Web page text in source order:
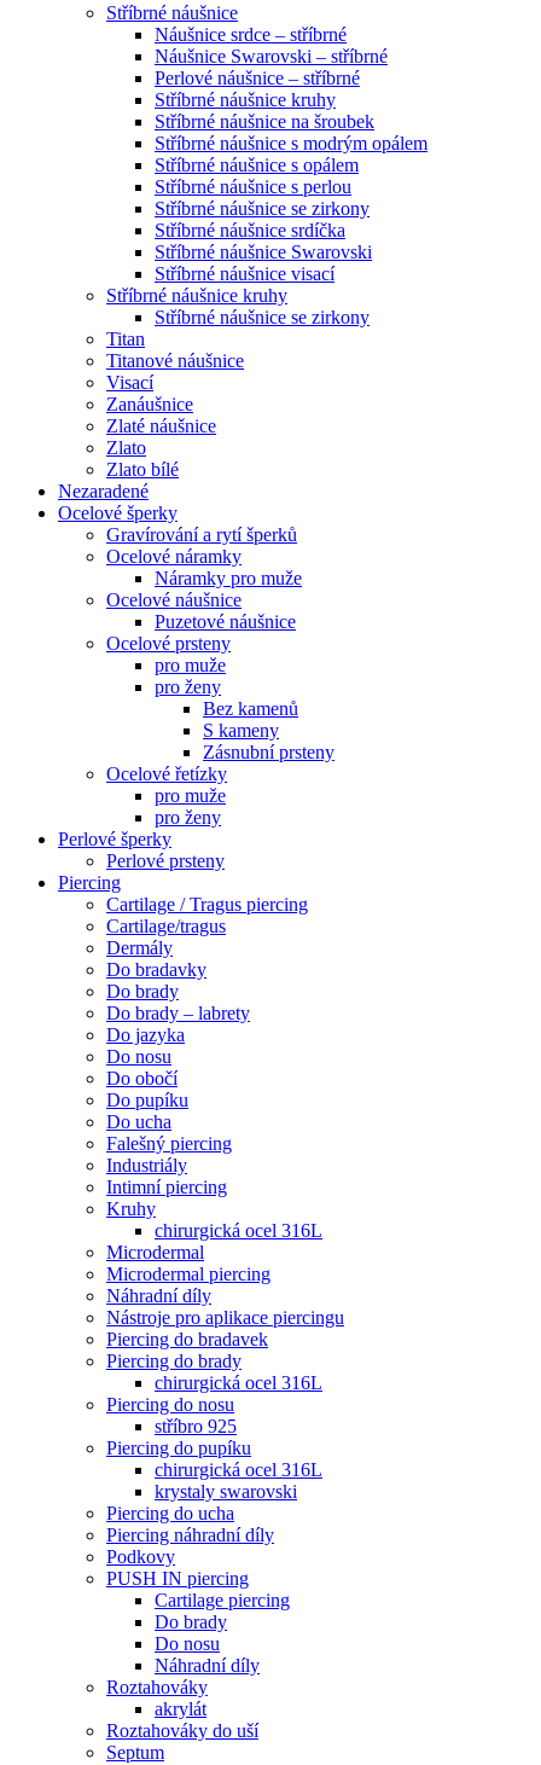
Stříbrné náušnice
Náušnice srdce – stříbrné
Náušnice Swarovski – stříbrné
Perlové náušnice – stříbrné
Stříbrné náušnice kruhy
Stříbrné náušnice na šroubek
Stříbrné náušnice s modrým opálem
Stříbrné náušnice s opálem
Stříbrné náušnice s perlou
Stříbrné náušnice se zirkony
Stříbrné náušnice srdíčka
Stříbrné náušnice Swarovski
Stříbrné náušnice visací
Stříbrné náušnice kruhy
Stříbrné náušnice se zirkony
Titan
Titanové náušnice
Visací
Zanáušnice
Zlaté náušnice
Zlato
Zlato bílé
Nezaradené
Ocelové šperky
Gravírování a rytí šperků
Ocelové náramky
Náramky pro muže
Ocelové náušnice
Puzetové náušnice
Ocelové prsteny
pro muže
pro ženy
Bez kamenů
S kameny
Zásnubní prsteny
Ocelové řetízky
pro muže
pro ženy
Perlové šperky
Perlové prsteny
Piercing
Cartilage / Tragus piercing
Cartilage/tragus
Dermály
Do bradavky
Do brady
Do brady – labrety
Do jazyka
Do nosu
Do obočí
Do pupíku
Do ucha
Falešný piercing
Industriály
Intimní piercing
Kruhy
chirurgická ocel 316L
Microdermal
Microdermal piercing
Náhradní díly
Nástroje pro aplikace piercingu
Piercing do bradavek
Piercing do brady
chirurgická ocel 316L
Piercing do nosu
stříbro 925
Piercing do pupíku
chirurgická ocel 316L
krystaly swarovski
Piercing do ucha
Piercing náhradní díly
Podkovy
PUSH IN piercing
Cartilage piercing
Do brady
Do nosu
Náhradní díly
Roztahováky
akrylát
Roztahováky do uší
Septum